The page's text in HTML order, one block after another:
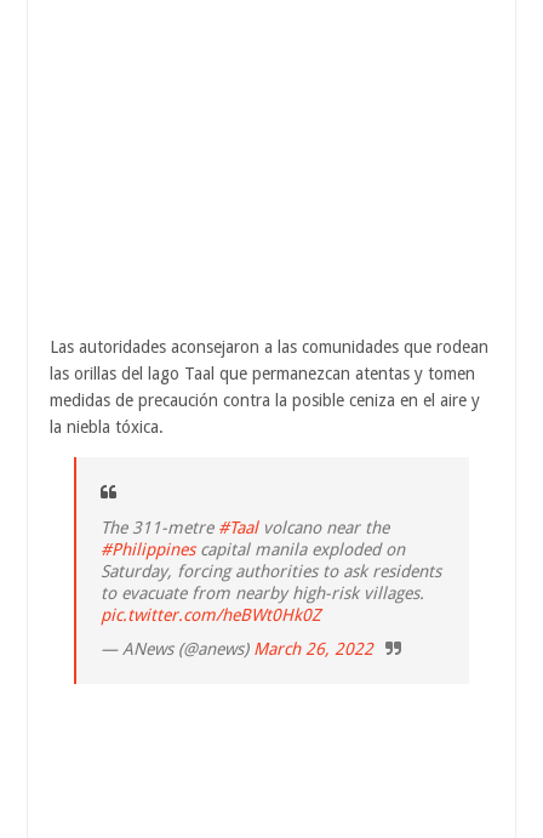
Las autoridades aconsejaron a las comunidades que rodean
las orillas del lago Taal que permanezcan atentas y tomen
medidas de precaución contra la posible ceniza en el aire y
la niebla tóxica.
The 311-metre #Taalvolcano near the
#Philippinescapital manila exploded on
Saturday, forcing authorities to ask residents
to evacuate from nearby high-risk villages.
pic.twitter.com/heBWt0Hk0Z
— ANews (@anews) March 26, 2022